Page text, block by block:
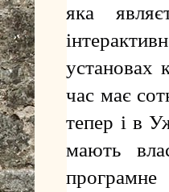
яка
установах
час має
тепер і в
мають